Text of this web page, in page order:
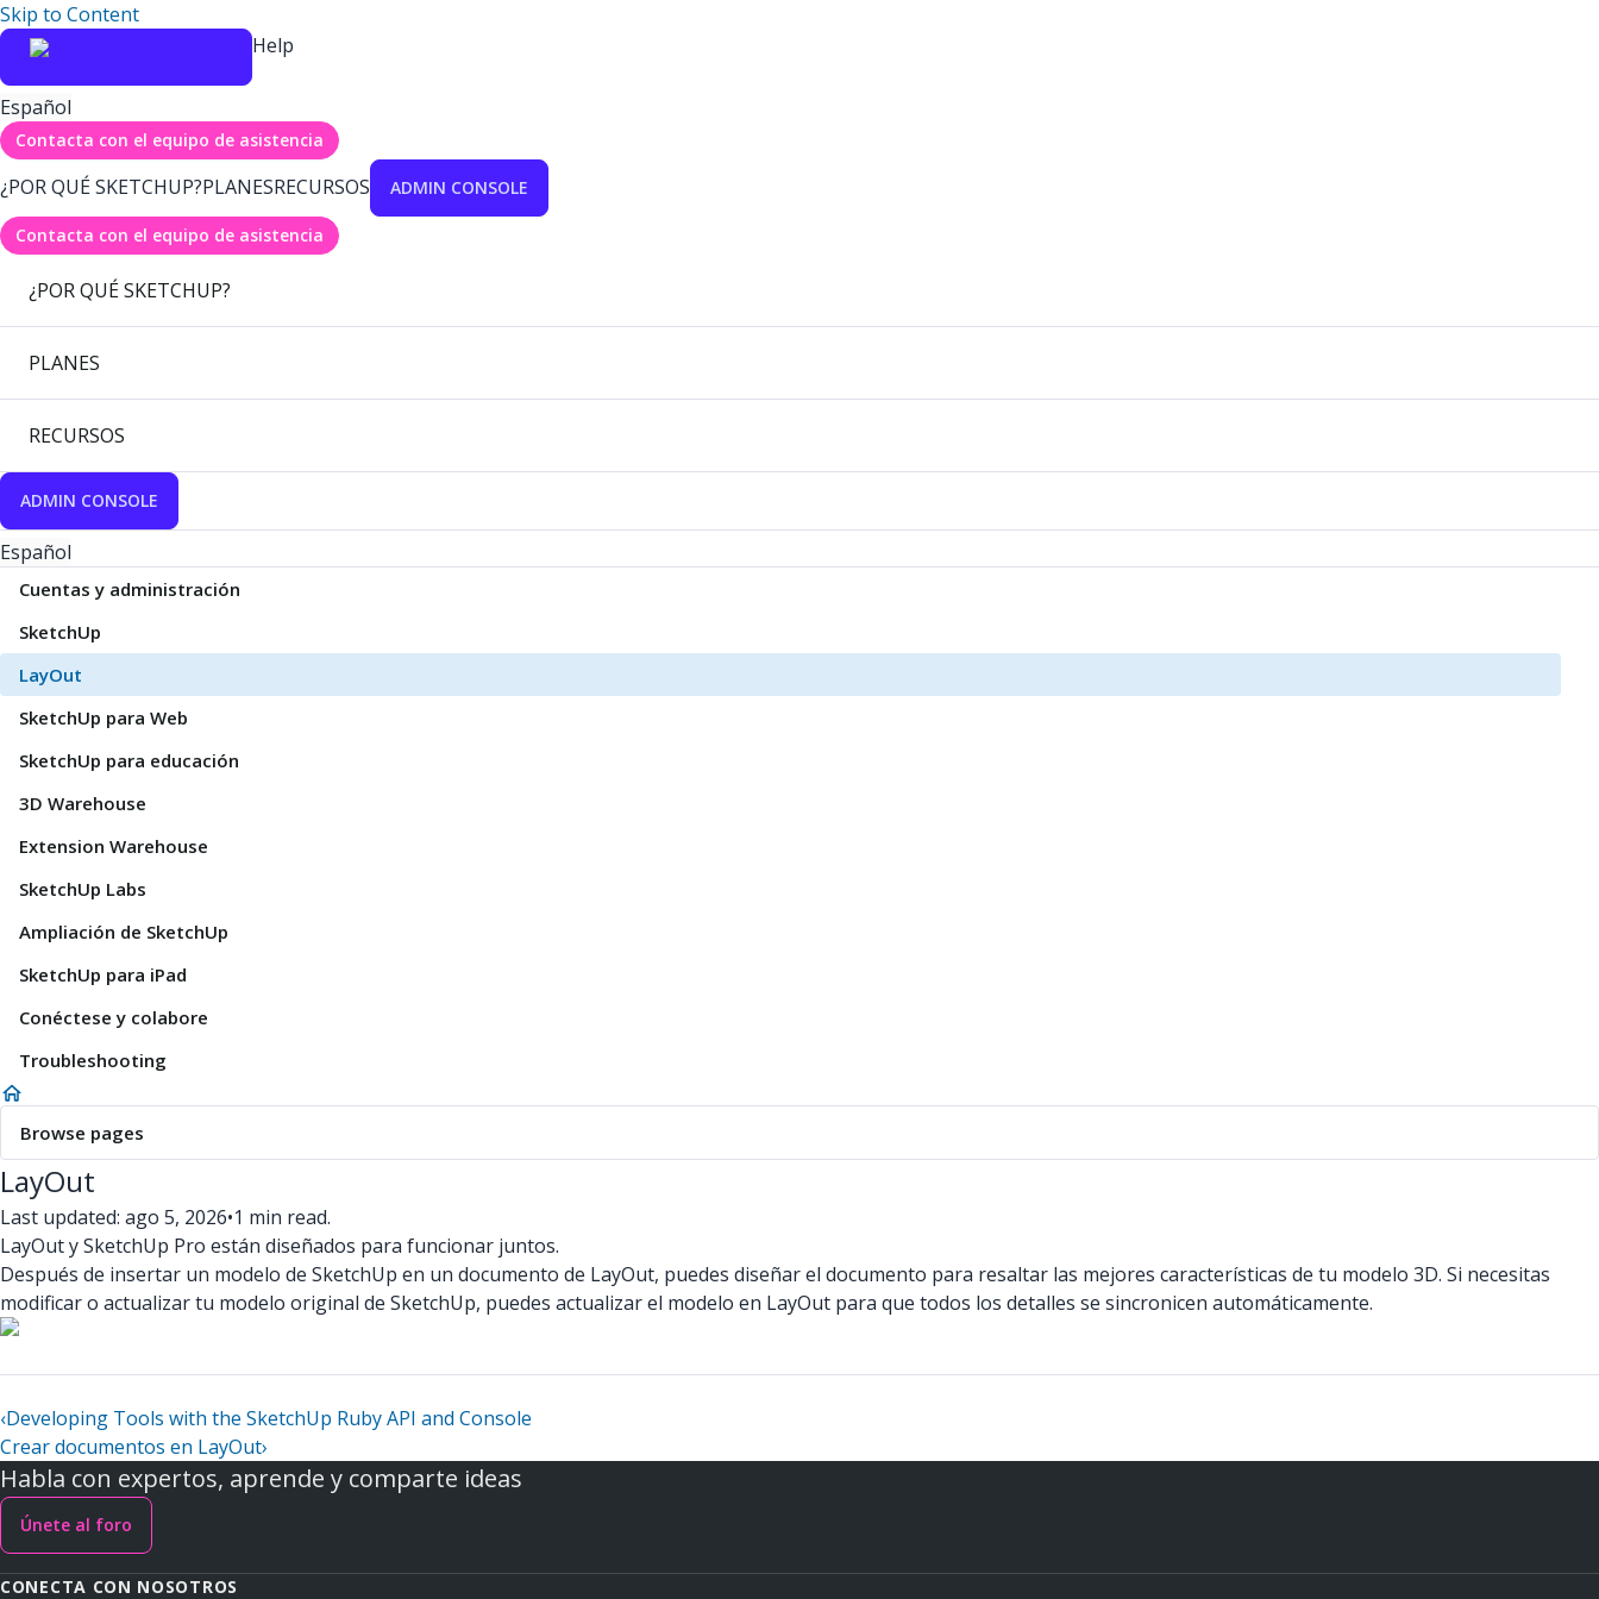
Skip to Content
Help
Español
Contacta con el equipo de asistencia
¿POR QUÉ SKETCHUP?PLANESRECURSOS ADMIN CONSOLE
Contacta con el equipo de asistencia
¿POR QUÉ SKETCHUP?
PLANES
RECURSOS
ADMIN CONSOLE
Español
Cuentas y administración
SketchUp
LayOut
SketchUp para Web
SketchUp para educación
3D Warehouse
Extension Warehouse
SketchUp Labs
Ampliación de SketchUp
SketchUp para iPad
Conéctese y colabore
Troubleshooting
Browse pages
LayOut
Last updated: ago 5, 2026•1 min read.
LayOut y SketchUp Pro están diseñados para funcionar juntos.
Después de insertar un modelo de SketchUp en un documento de LayOut, puedes diseñar el documento para resaltar las mejores características de tu modelo 3D. Si necesitas
modificar o actualizar tu modelo original de SketchUp, puedes actualizar el modelo en LayOut para que todos los detalles se sincronicen automáticamente.
‹Developing Tools with the SketchUp Ruby API and Console
Crear documentos en LayOut›
Habla con expertos, aprende y comparte ideas
Únete al foro
CONECTA CON NOSOTROS